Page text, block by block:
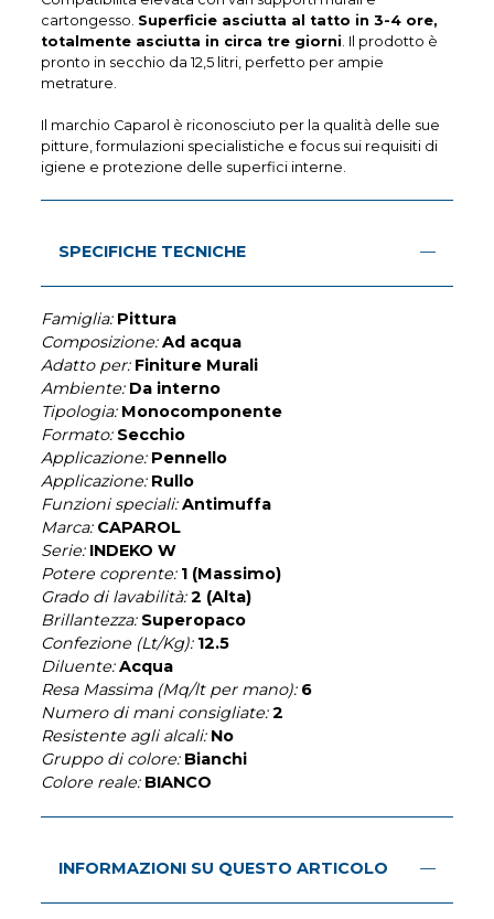
cartongesso. Superficie asciutta al tatto in 3-4 ore,
totalmente asciutta in circa tre giorni. Il prodotto è
pronto in secchio da 12,5 litri, perfetto per ampie
metrature.
Il marchio Caparol è riconosciuto per la qualità delle sue
pitture, formulazioni specialistiche e focus sui requisiti di
igiene e protezione delle superfici interne.
SPECIFICHE TECNICHE
Famiglia: Pittura
Composizione: Ad acqua
Adatto per: Finiture Murali
Ambiente: Da interno
Tipologia: Monocomponente
Formato: Secchio
Applicazione: Pennello
Applicazione: Rullo
Funzioni speciali: Antimuffa
Marca: CAPAROL
Serie: INDEKO W
Potere coprente: 1 (Massimo)
Grado di lavabilità: 2 (Alta)
Brillantezza: Superopaco
Confezione (Lt/Kg): 12.5
Diluente: Acqua
Resa Massima (Mq/lt per mano): 6
Numero di mani consigliate: 2
Resistente agli alcali: No
Gruppo di colore: Bianchi
Colore reale: BIANCO
INFORMAZIONI SU QUESTO ARTICOLO